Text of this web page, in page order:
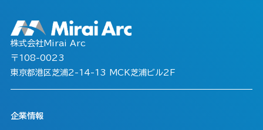
株式会社Mirai Arc
〒108-0023
東京都港区芝浦2-14-13 MCK芝浦ビル2F
企業情報